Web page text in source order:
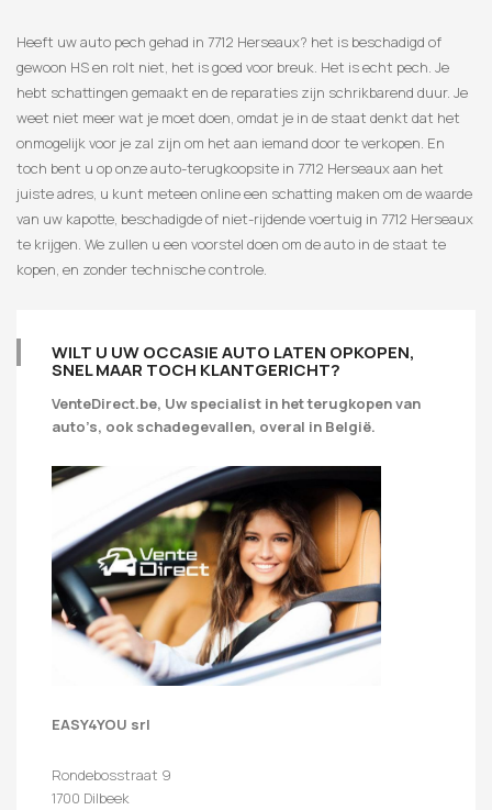
Heeft uw auto pech gehad in 7712 Herseaux? het is beschadigd of
gewoon HS en rolt niet, het is goed voor breuk. Het is echt pech. Je
hebt schattingen gemaakt en de reparaties zijn schrikbarend duur. Je
weet niet meer wat je moet doen, omdat je in de staat denkt dat het
onmogelijk voor je zal zijn om het aan iemand door te verkopen. En
toch bent u op onze auto-terugkoopsite in 7712 Herseaux aan het
juiste adres, u kunt meteen online een schatting maken om de waarde
van uw kapotte, beschadigde of niet-rijdende voertuig in 7712 Herseaux
te krijgen. We zullen u een voorstel doen om de auto in de staat te
kopen, en zonder technische controle.
WILT U UW OCCASIE AUTO LATEN OPKOPEN,
SNEL MAAR TOCH KLANTGERICHT?
VenteDirect.be, Uw specialist in het terugkopen van
auto’s, ook schadegevallen, overal in België.
EASY4YOU srl
Rondebosstraat 9
1700 Dilbeek